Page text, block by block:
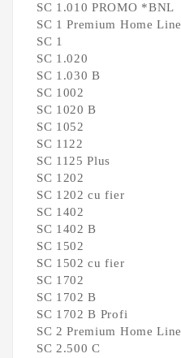
SC 1.010 PROMO *BNL
SC 1 Premium Home Line
SC 1
SC 1.020
SC 1.030 B
SC 1002
SC 1020 B
SC 1052
SC 1122
SC 1125 Plus
SC 1202
SC 1202 cu fier
SC 1402
SC 1402 B
SC 1502
SC 1502 cu fier
SC 1702
SC 1702 B
SC 1702 B Profi
SC 2 Premium Home Line
SC 2.500 C